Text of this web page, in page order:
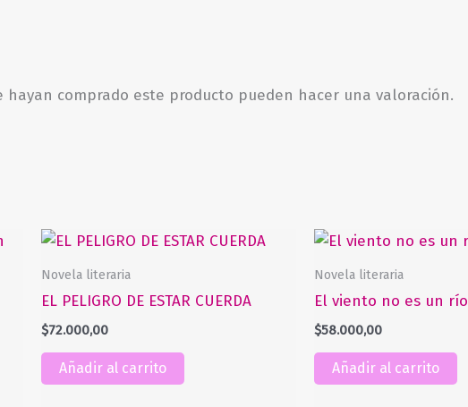
hayan comprado este producto pueden hacer una valoración.
Novela literaria
EL PELIGRO DE ESTAR CUERDA
$72.000,00
Añadir al carrito
Novela literaria
El viento no es un río
$58.000,00
Añadir al carrito